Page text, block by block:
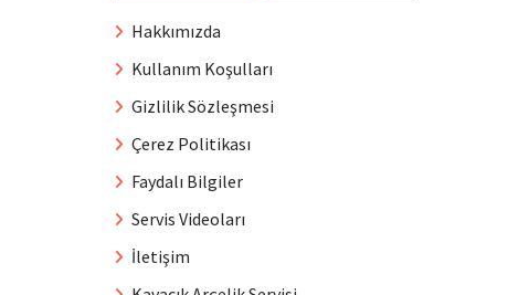
Hakkımızda
Kullanım Koşulları
Gizlilik Sözleşmesi
Çerez Politikası
Faydalı Bilgiler
Servis Videoları
İletişim